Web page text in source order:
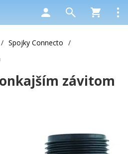
/ Spojky Connecto /
závitom